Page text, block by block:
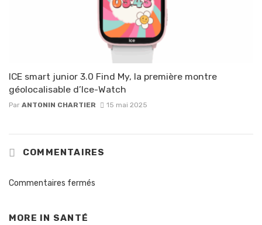
ICE smart junior 3.0 Find My, la première montre
géolocalisable d’Ice-Watch
Par ANTONIN CHARTIER 15 mai 2025
COMMENTAIRES
Commentaires fermés
MORE IN SANTÉ